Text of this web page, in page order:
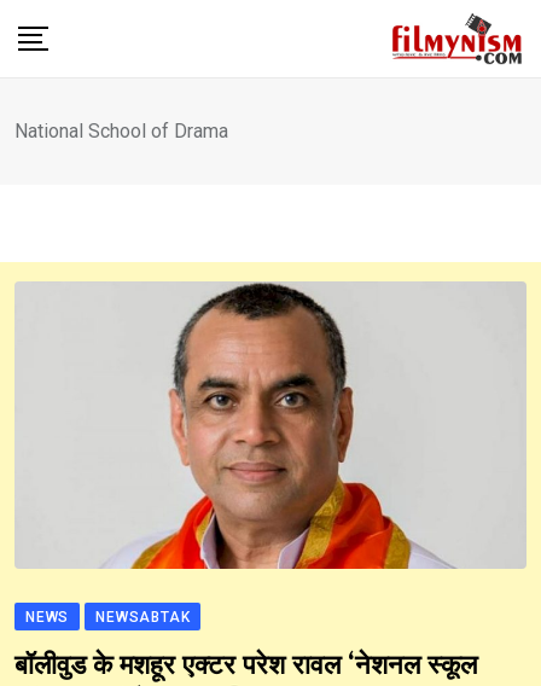
National School of Drama
NEWS NEWSABTAK
बॉलीवुड के मशहूर एक्‍टर परेश रावल ‘नेशनल स्कूल